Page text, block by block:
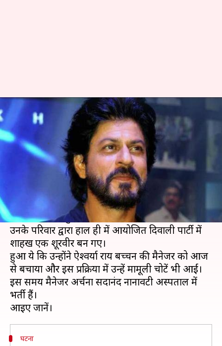
ऐश्वर्या राय की मैनेजर के लहंगे में
लगी आग, शाहरुख खान ने बचाया
लेखन प्रदीप मौर्य Oct 30, 2019 01:18 pm
शाहरुख खान को पसंद करने के एक नहीं बल्कि कई कारण
हैं। हाल ही में उन्होंने एक और कारण दे दिया है।
दरअसल, बॉलीवुड के महानायक अमिताभ बच्चन और
उनके परिवार द्वारा हाल ही में आयोजित दिवाली पार्टी में
शाहरुख एक शूरवीर बन गए।
हुआ ये कि उन्होंने ऐश्वर्या राय बच्चन की मैनेजर को आज
से बचाया और इस प्रक्रिया में उन्हें मामूली चोटें भी आईं।
इस समय मैनेजर अर्चना सदानंद नानावटी अस्पताल में
भर्ती हैं।
घटना